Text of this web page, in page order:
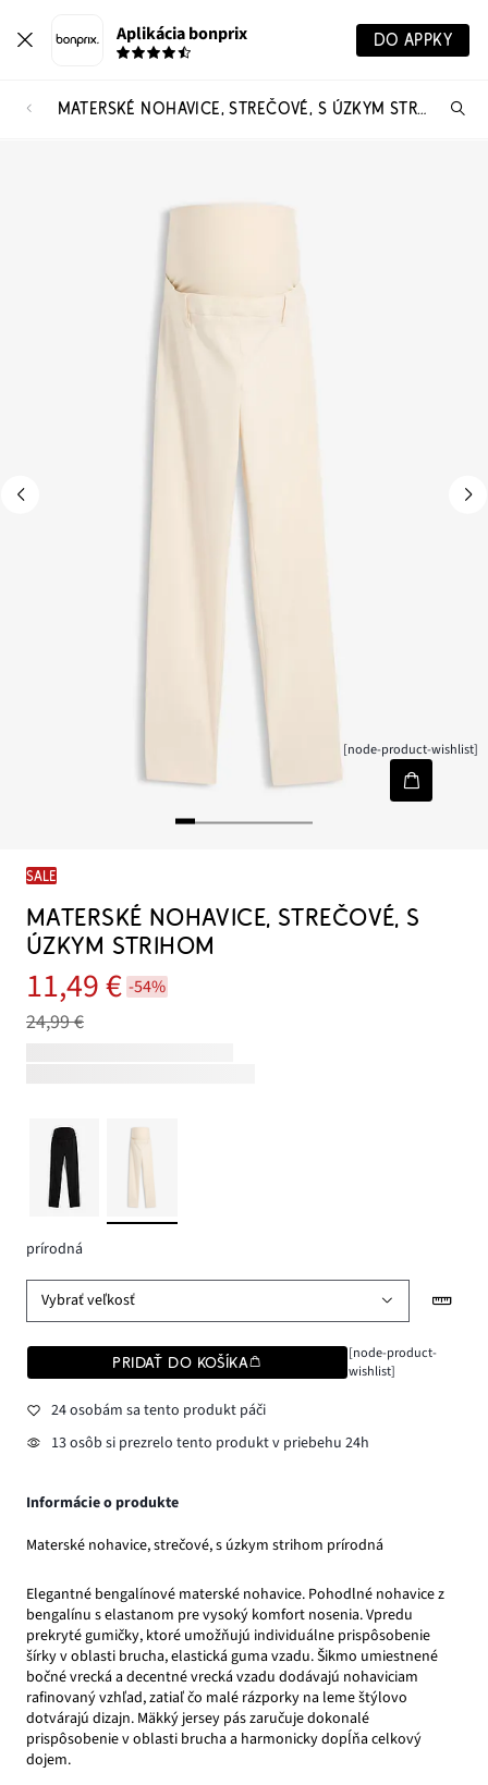
Aplikácia bonprix DO APPKY
MATERSKÉ NOHAVICE, STREČOVÉ, S ÚZKYM STRIHOM
[node-product-wishlist]
SALE
MATERSKÉ NOHAVICE, STREČOVÉ, S
ÚZKYM STRIHOM
11,49 € -54%
24,99 €
prírodná
Vybrať veľkosť
PRIDAŤ DO KOŠÍKA
[node-product-
wishlist]
24 osobám sa tento produkt páči
13 osôb si prezrelo tento produkt v priebehu 24h
Informácie o produkte
Materské nohavice, strečové, s úzkym strihom prírodná
Elegantné bengalínové materské nohavice. Pohodlné nohavice z
bengalínu s elastanom pre vysoký komfort nosenia. Vpredu
prekryté gumičky, ktoré umožňujú individuálne prispôsobenie
šírky v oblasti brucha, elastická guma vzadu. Šikmo umiestnené
bočné vrecká a decentné vrecká vzadu dodávajú nohaviciam
rafinovaný vzhľad, zatiaľ čo malé rázporky na leme štýlovo
dotvárajú dizajn. Mäkký jersey pás zaručuje dokonalé
prispôsobenie v oblasti brucha a harmonicky dopĺňa celkový
dojem.